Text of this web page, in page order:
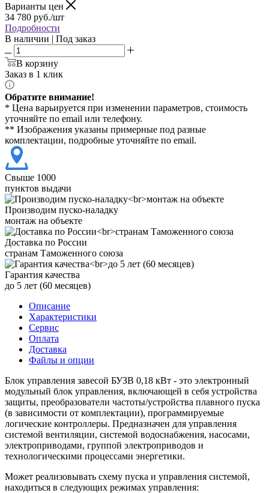
Варианты цен
34 780 руб./шт
Подробности
В наличии | Под заказ
В корзину
Заказ в 1 клик
Обратите внимание!
* Цена варьируется при изменении параметров, стоимость
уточняйте по email или телефону.
** Изображения указаны примерные под разные
комплектации, подробные уточняйте по email.
Свыше 1000
пунктов выдачи
Производим пуско-наладку
монтаж на объекте
Доставка по России
странам Таможенного союза
Гарантия качества
до 5 лет (60 месяцев)
Описание
Характеристики
Сервис
Оплата
Доставка
Файлы и опции
Блок управления завесой БУЗВ 0,18 кВт - это электронный
модульный блок управления, включающей в себя устройства
защиты, преобразователи частоты/устройства плавного пуска
(в зависимости от комплектации), программируемые
логические контроллеры. Предназначен для управления
системой вентиляции, системой водоснабжения, насосами,
электроприводами, группой электроприводов и
технологическими процессами энергетики.
Может реализовывать схему пуска и управления системой,
находиться в следующих режимах управления: